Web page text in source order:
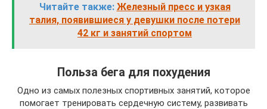
Читайте также: Железный пресс и узкая
талия, появившиеся у девушки после потери
42 кг и занятий спортом
Польза бега для похудения
Одно из самых полезных спортивных занятий, которое
помогает тренировать сердечную систему, развивать